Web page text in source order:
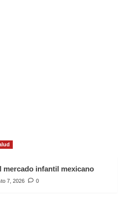
mercado infantil mexicano
7, 2026 0